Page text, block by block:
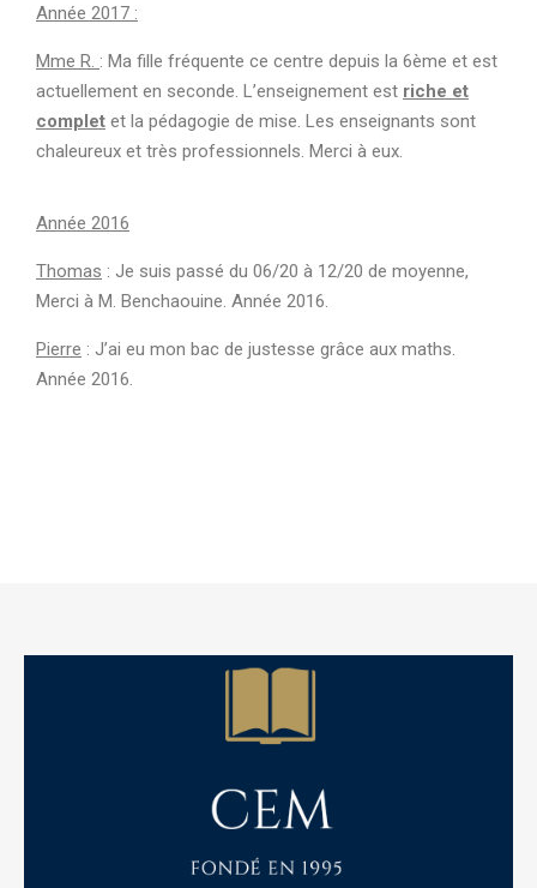
Année 2017 :
Mme R. : Ma fille fréquente ce centre depuis la 6ème et est
actuellement en seconde. L’enseignement est riche et
complet et la pédagogie de mise. Les enseignants sont
chaleureux et très professionnels. Merci à eux.
Année 2016
Thomas : Je suis passé du 06/20 à 12/20 de moyenne,
Merci à M. Benchaouine. Année 2016.
Pierre : J’ai eu mon bac de justesse grâce aux maths.
Année 2016.